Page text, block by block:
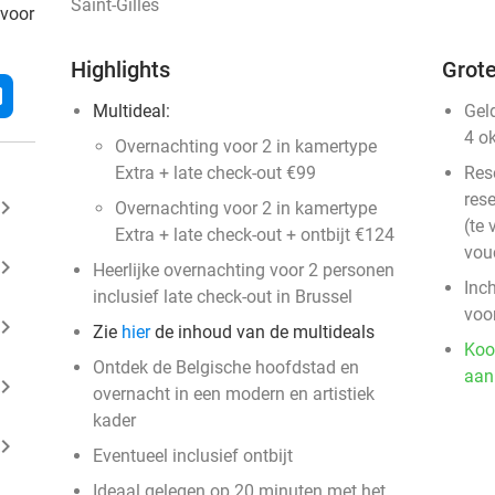
keyboard_arrow_right
keyboard_arrow_right
keyboard_arrow_right
keyboard_arrow_right
keyboard_arrow_right
Saint-Gilles
Highlights
Multideal:
Overnachting voor 2 in kamertype
Extra + late check-out €99
Overnachting voor 2 in kamertype
Extra + late check-out + ontbijt €124
Heerlijke overnachting voor 2 personen
inclusief late check-out in Brussel
Zie hierde inhoud van de multideals
Ontdek de Belgische hoofdstad en
overnacht in een modern en artistiek
kader
Eventueel inclusief ontbijt
4
(te